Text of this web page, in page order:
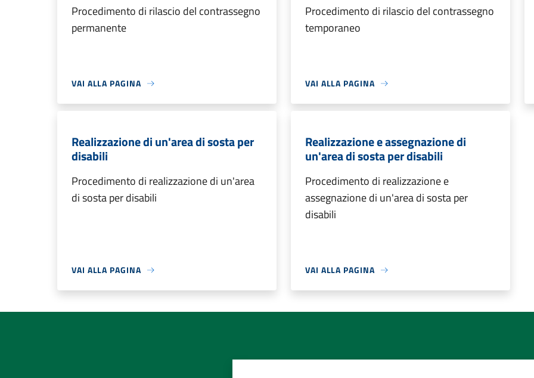
Procedimento di rilascio del contrassegno
permanente
VAI ALLA PAGINA
Procedimento di rilascio del contrassegno
temporaneo
VAI ALLA PAGINA
Realizzazione di un'area di sosta per
disabili
Procedimento di realizzazione di un'area
di sosta per disabili
VAI ALLA PAGINA
Realizzazione e assegnazione di
un'area di sosta per disabili
Procedimento di realizzazione e
assegnazione di un'area di sosta per
disabili
VAI ALLA PAGINA